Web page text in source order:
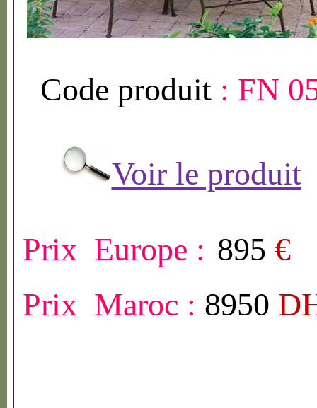
Code produit : FN
Voir le produit
Prix Europe : 895 €
Prix Maroc : 8950